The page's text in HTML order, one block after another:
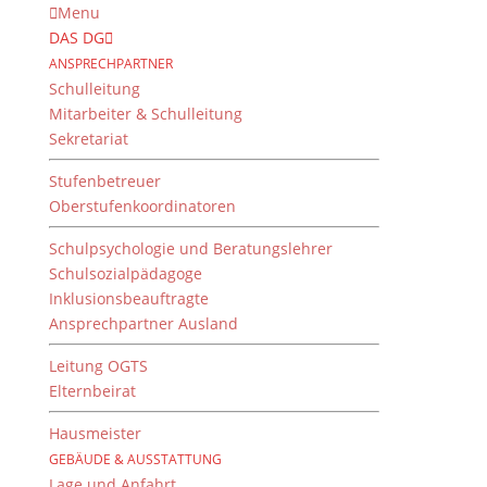
Menu
DAS DG
ANSPRECHPARTNER
Schulleitung
Mitarbeiter & Schulleitung
Sekretariat
Stufenbetreuer
Oberstufenkoordinatoren
Schulpsychologie und Beratungslehrer
Schulsozialpädagoge
Inklusionsbeauftragte
Ansprechpartner Ausland
Leitung OGTS
Elternbeirat
Hausmeister
GEBÄUDE & AUSSTATTUNG
Sieger
Regionalwettbewerb
Jugend forscht
7. März 2018